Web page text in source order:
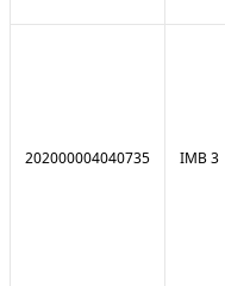
202000004040735 IMB 3